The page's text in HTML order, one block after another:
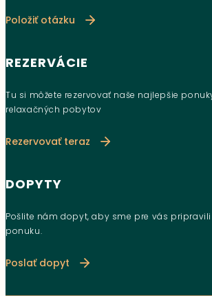
Položiť otázku
REZERVÁCIE
Tu si môžete rezervovať naše najlepšie
relaxačných pobytov
Rezervovať teraz
DOPYTY
Pošlite nám dopyt, aby sme pre vás
ponuku.
Poslať dopyt